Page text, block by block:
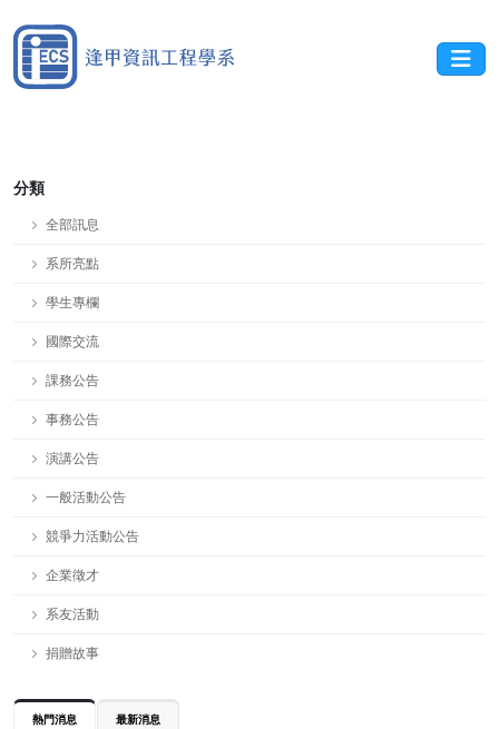
分類
全部訊息
系所亮點
學生專欄
國際交流
課務公告
事務公告
演講公告
一般活動公告
競爭力活動公告
企業徵才
系友活動
捐贈故事
熱門消息 最新消息